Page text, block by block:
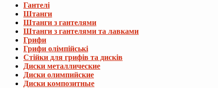
Гантелі
Штанги
Штанги з гантелями
Штанги з гантелями та лавками
Грифи
Грифи олімпійські
Стійки для грифів та дисків
Диски металлические
Диски олимпийские
Диски композитные